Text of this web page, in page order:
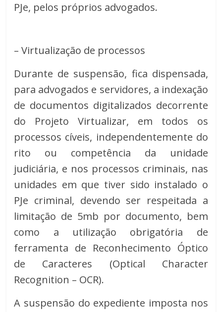
PJe, pelos próprios advogados.
– Virtualização de processos
Durante de suspensão, fica dispensada,
para advogados e servidores, a indexação
de documentos digitalizados decorrente
do Projeto Virtualizar, em todos os
processos cíveis, independentemente do
rito ou competência da unidade
judiciária, e nos processos criminais, nas
unidades em que tiver sido instalado o
PJe criminal, devendo ser respeitada a
limitação de 5mb por documento, bem
como a utilização obrigatória de
ferramenta de Reconhecimento Óptico
de Caracteres (Optical Character
Recognition – OCR).
A suspensão do expediente imposta nos